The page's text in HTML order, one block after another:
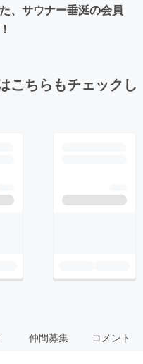
、サウナー垂涎の会員
こちらもチェックし
仲間募集 コメント